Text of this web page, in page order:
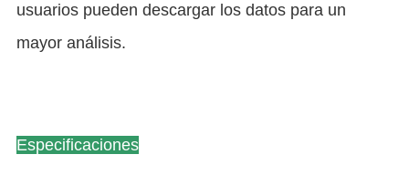
usuarios pueden descargar los datos para un
mayor análisis.
Especificaciones